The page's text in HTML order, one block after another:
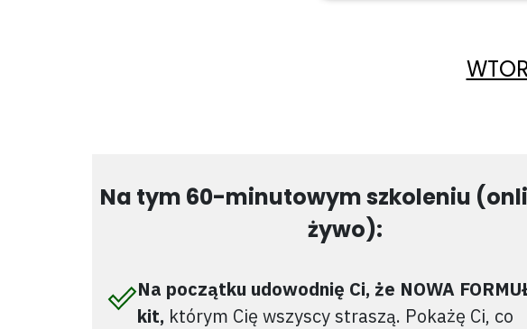
Na tym 60-minutowym szkoleniu
żywo):
Na początku udowodnię Ci, że NOWA
kit, którym Cię wszyscy straszą. Pokażę Ci, co